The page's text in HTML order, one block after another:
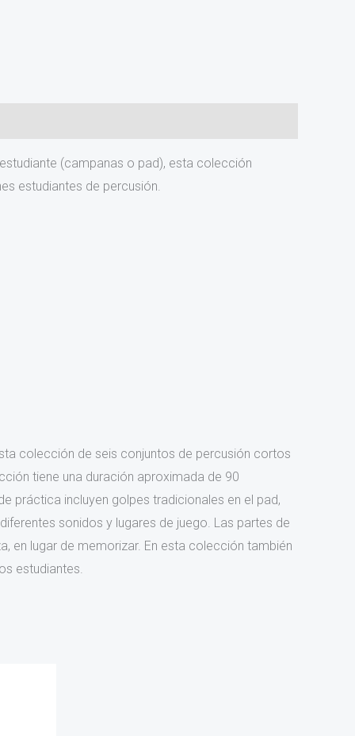
(campanas o pad), esta colección
estudiantes de percusión.
colección de seis conjuntos de percusión cortos
tiene una duración aproximada de 90
práctica incluyen golpes tradicionales en el pad,
sonidos y lugares de juego. Las partes de
en lugar de memorizar. En esta colección también
estudiantes.